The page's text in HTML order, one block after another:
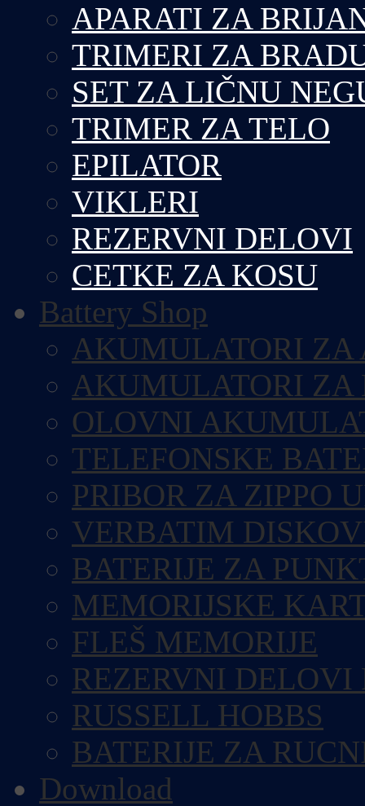
APARATI ZA
TRIMERI ZA
SET ZA LIČNU
TRIMER ZA TELO
EPILATOR
VIKLERI
REZERVNI DELOVI
CETKE ZA KOSU
Battery Shop
AKUMULATORI ZA
AKUMULATORI ZA
OLOVNI
TELEFONSKE
PRIBOR ZA ZIPPO
VERBATIM
BATERIJE ZA
MEMORIJSKE
FLEŠ MEMORIJE
REZERVNI DELOVI
RUSSELL HOBBS
BATERIJE ZA
Download